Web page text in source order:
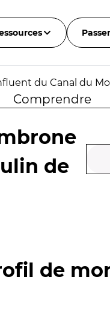
du Canal du
Comprendre
de
de